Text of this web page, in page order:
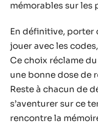
mémorables sur les
En définitive, porter
jouer avec les
Ce choix réclame
une bonne dose de
Reste à chacun de
s’aventurer sur ce
rencontre la